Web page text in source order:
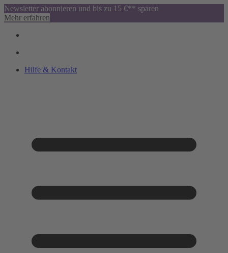
Newsletter abonnieren und bis zu 15 €** sparen
Mehr erfahren
Hilfe & Kontakt